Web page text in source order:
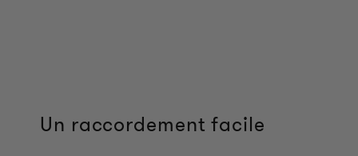
Un raccordement facile